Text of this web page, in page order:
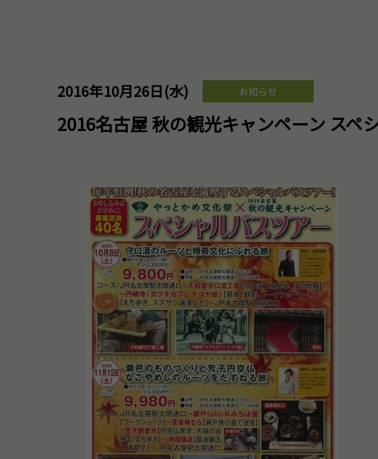
2016年10月26日(水) お知らせ
2016名古屋 秋の観光キャンペーン スペ